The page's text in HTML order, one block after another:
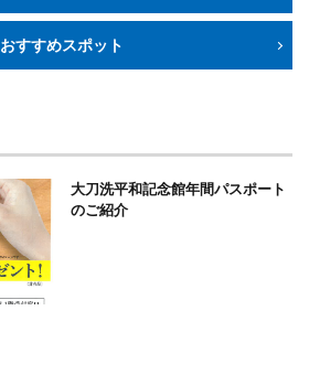
おすすめスポット
大刀洗平和記念館年間パスポート
のご紹介